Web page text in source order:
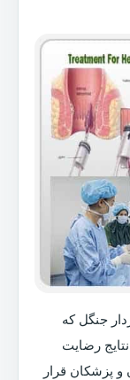
جنگل که
رضایت
و پزشکان قرار